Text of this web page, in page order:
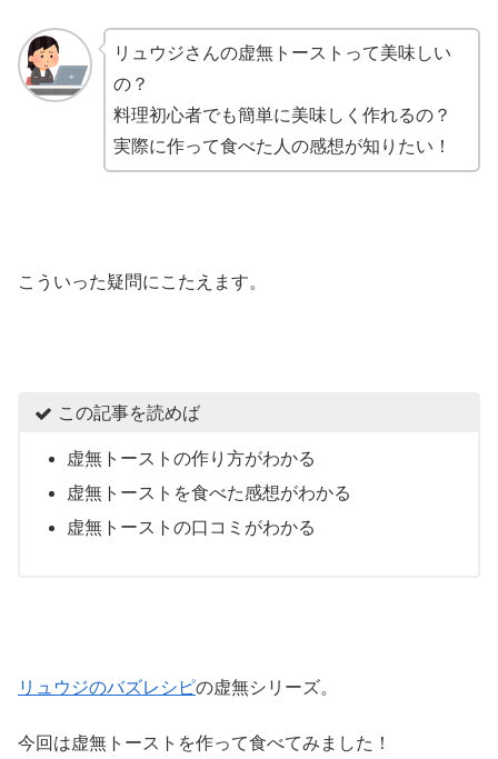
リュウジさんの虚無トーストって美味しい
の？
料理初心者でも簡単に美味しく作れるの？
実際に作って食べた人の感想が知りたい！
こういった疑問にこたえます。
この記事を読めば
虚無トーストの作り方がわかる
虚無トーストを食べた感想がわかる
虚無トーストの口コミがわかる
リュウジのバズレシピの虚無シリーズ。
今回は虚無トーストを作って食べてみました！